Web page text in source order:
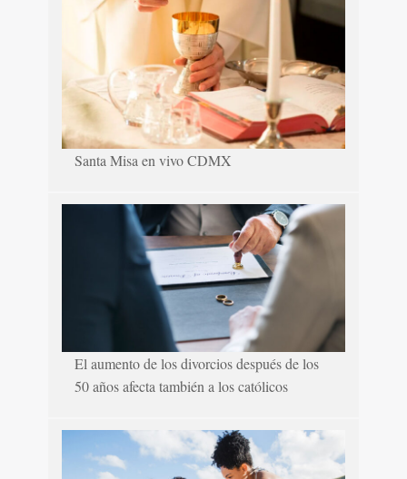
Santa Misa en vivo CDMX
El aumento de los divorcios después de los
50 años afecta también a los católicos